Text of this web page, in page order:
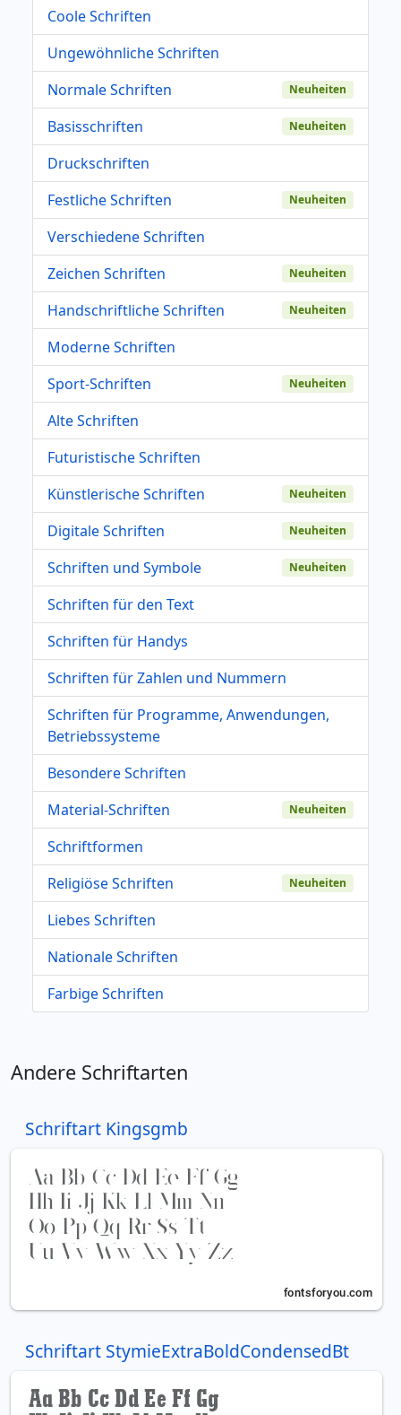
Coole Schriften
Ungewöhnliche Schriften
Normale Schriften
Neuheiten
Basisschriften Neuheiten
Druckschriften
Festliche Schriften
Neuheiten
Verschiedene Schriften
Zeichen Schriften
Neuheiten
Handschriftliche Schriften Neuheiten
Moderne Schriften
Sport-Schriften
Neuheiten
Alte Schriften
Futuristische Schriften
Künstlerische Schriften
Neuheiten
Digitale Schriften Neuheiten
Schriften und Symbole Neuheiten
Schriften für den Text
Schriften für Handys
Schriften für Zahlen und Nummern
Schriften für Programme, Anwendungen,
Betriebssysteme
Besondere Schriften
Material-Schriften
Neuheiten
Schriftformen
Religiöse Schriften
Neuheiten
Liebes Schriften
Nationale Schriften
Farbige Schriften
Andere Schriftarten
Schriftart Kingsgmb
Schriftart StymieExtraBoldCondensedBt